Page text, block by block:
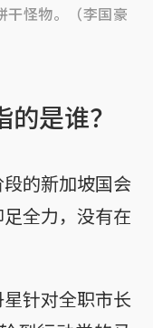
干怪物。（李国豪
是谁？
的新加坡国会
全力，没有在
针对全职市长